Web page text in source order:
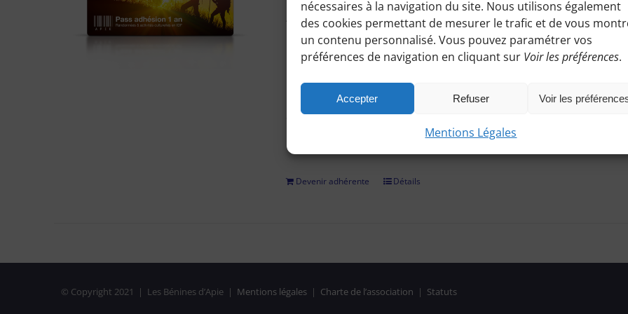
nécessaires à la navigation du site. Nous utilisons également
des cookies permettant de mesurer le trafic et de vous
un contenu personnalisé. Vous pouvez paramétrer vos
préférences de navigation en cliquant sur Voir les préférences.
Accepter Refuser Voir les
Mentions Légales
Accédez à toutes les informations pratiques de nos excursions du
horaires, conseils etc.), et participez à nos activités telles que des
Pour adhérer et faire vivre notre association, nous vous demandons
régler par chèque, virement bancaire (démarche à finaliser hors site,
adhésion confirmée, il vous suffira de vous identifier et de consulter le
privées réservées aux Bénines d'Apie. Vous pouvez aussi nous
Devenir adhérente Détails
© Copyright 2021 | Les Bénines d’Apie | Mentions légales| Charte de l’association | Statuts